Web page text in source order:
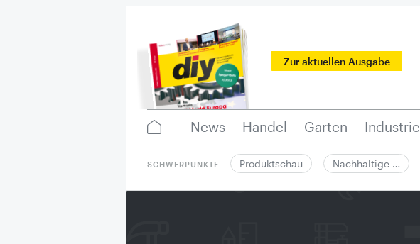
Zur aktuellen Ausgabe
News Handel Garten Industrie
SCHWERPUNKTE Produktschau Nachhaltige …